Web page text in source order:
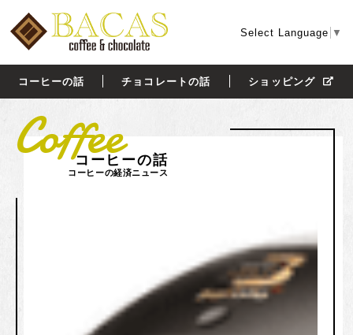
Select Language ▼
コーヒーの話 チョコレートの話 ショッピング
Coffee
コーヒーの話
コーヒーの経済ニュース